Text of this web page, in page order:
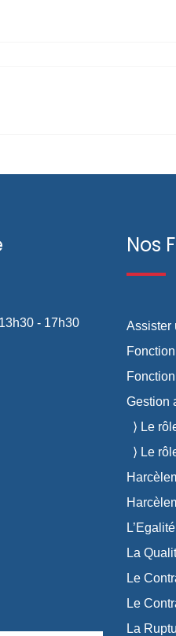
- 17h30
Nos
Assister
Gestion
⟩ Le
⟩ Le
La
Le
Le
La